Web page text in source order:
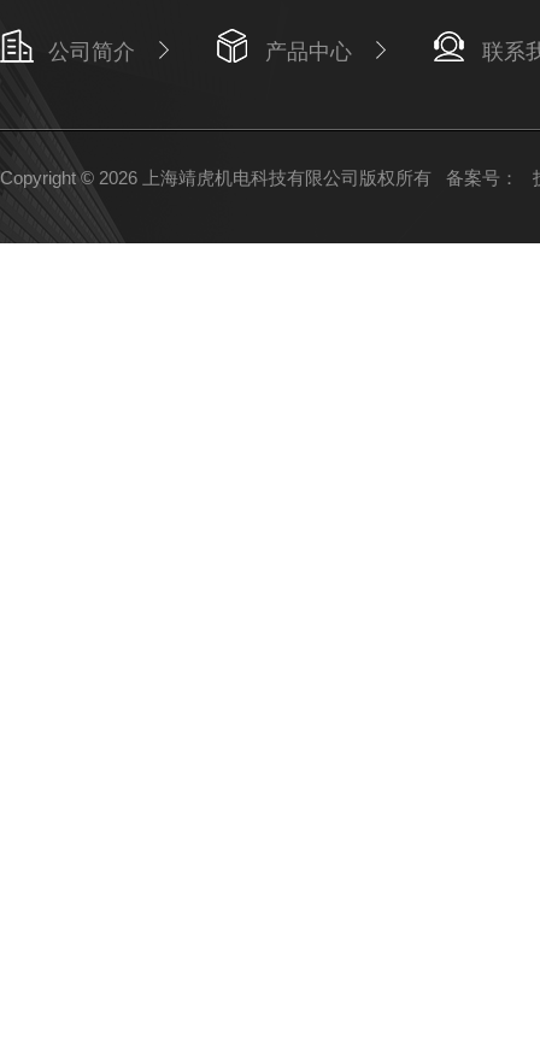
公司简介 产品中心 联系
Copyright © 2026 上海靖虎机电科技有限公司版权所有 备案号：